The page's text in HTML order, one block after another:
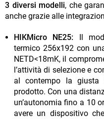
3 diversi modelli, che
anche grazie alle
HIKMicro NE25: Il
termico 256x192 con
NETD<18mK, il
l’attività di selezione e
al contempo la giusta
prodotto. Con una
un’autonomia fino a 10
avere un dispositivo